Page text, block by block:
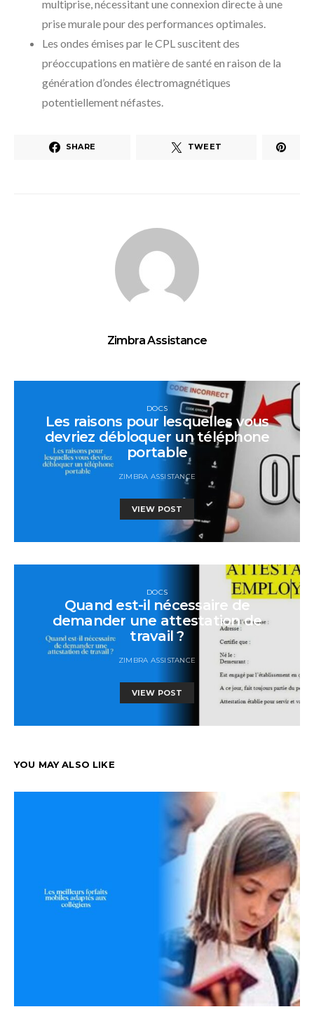
multiprise, nécessitant une connexion directe à une
prise murale pour des performances optimales.
Les ondes émises par le CPL suscitent des
préoccupations en matière de santé en raison de la
génération d’ondes électromagnétiques
potentiellement néfastes.
SHARE TWEET
Zimbra Assistance
DOCS
Les raisons pour lesquelles vous
devriez débloquer un téléphone
portable
ZIMBRA ASSISTANCE
VIEW POST
DOCS
Quand est-il nécessaire de
demander une attestation de
travail ?
ZIMBRA ASSISTANCE
VIEW POST
YOU MAY ALSO LIKE